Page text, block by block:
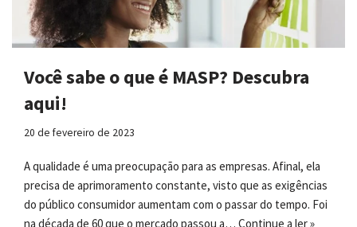
Você sabe o que é MASP? Descubra
aqui!
20 de fevereiro de 2023
A qualidade é uma preocupação para as empresas. Afinal, ela
precisa de aprimoramento constante, visto que as exigências
do público consumidor aumentam com o passar do tempo. Foi
na década de 60 que o mercado passou a… Continue a ler »